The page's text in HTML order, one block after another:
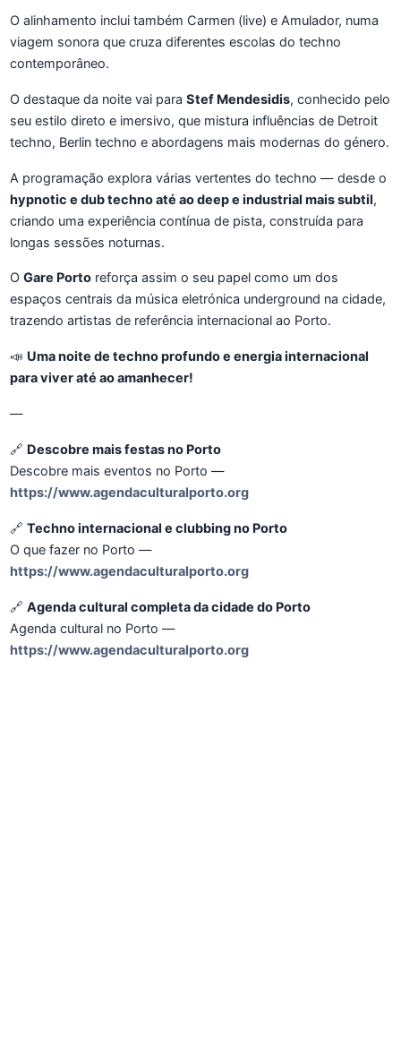
O alinhamento inclui também Carmen (live) e Amulador, numa
viagem sonora que cruza diferentes escolas do techno
contemporâneo.
O destaque da noite vai para Stef Mendesidis, conhecido pelo
seu estilo direto e imersivo, que mistura influências de Detroit
techno, Berlin techno e abordagens mais modernas do género.
A programação explora várias vertentes do techno — desde o
hypnotic e dub techno até ao deep e industrial mais subtil,
criando uma experiência contínua de pista, construída para
longas sessões noturnas.
O Gare Porto reforça assim o seu papel como um dos
espaços centrais da música eletrónica underground na cidade,
trazendo artistas de referência internacional ao Porto.
📣 Uma noite de techno profundo e energia internacional
para viver até ao amanhecer!
—
🔗 Descobre mais festas no Porto
Descobre mais eventos no Porto —
https://www.agendaculturalporto.org
🔗 Techno internacional e clubbing no Porto
O que fazer no Porto —
https://www.agendaculturalporto.org
🔗 Agenda cultural completa da cidade do Porto
Agenda cultural no Porto —
https://www.agendaculturalporto.org